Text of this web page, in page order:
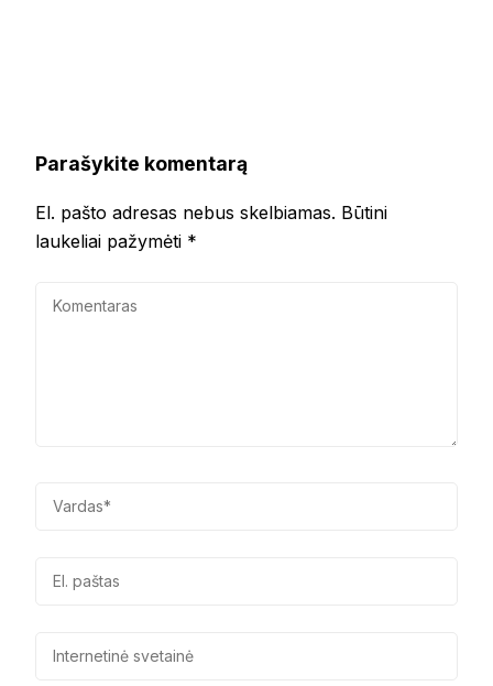
Parašykite komentarą
El. pašto adresas nebus skelbiamas. Būtini
laukeliai pažymėti *